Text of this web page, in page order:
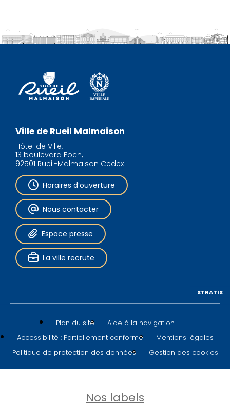
Ville de Rueil Malmaison
Hôtel de Ville,
13 boulevard Foch,
92501 Rueil-Malmaison Cedex
Horaires d’ouverture
Nous contacter
Espace presse
La ville recrute
Plan du site
Aide à la navigation
Accessibilité : Partiellement conforme
Mentions légales
Politique de protection des données
Gestion des cookies
STRATIS
Nos labels